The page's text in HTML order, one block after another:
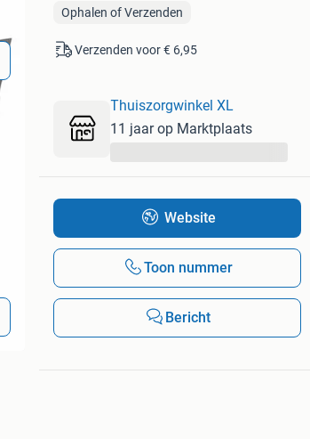
Ophalen of Verzenden
Verzenden voor € 6,95
Thuiszorgwinkel XL
11 jaar op Marktplaats
Website
Toon nummer
Bericht